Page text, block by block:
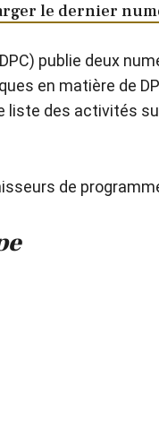
le dernier
publie deux
en matière de
des activités
de